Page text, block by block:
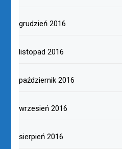
grudzień 2016
listopad 2016
październik 2016
wrzesień 2016
sierpień 2016